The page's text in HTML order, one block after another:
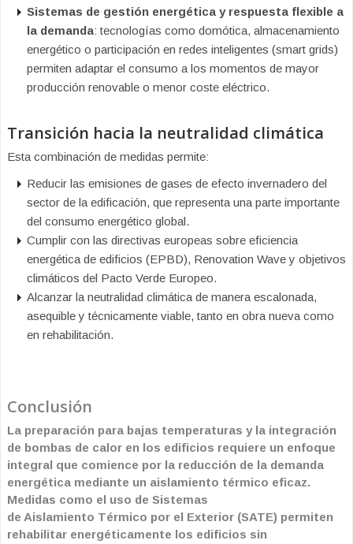
Sistemas de gestión energética y respuesta flexible a
la demanda: tecnologías como domótica, almacenamiento
energético o participación en redes inteligentes (smart grids)
permiten adaptar el consumo a los momentos de mayor
producción renovable o menor coste eléctrico.
Transición hacia la neutralidad climática
Esta combinación de medidas permite:
Reducir las emisiones de gases de efecto invernadero del
sector de la edificación, que representa una parte importante
del consumo energético global.
Cumplir con las directivas europeas sobre eficiencia
energética de edificios (EPBD), Renovation Wave y objetivos
climáticos del Pacto Verde Europeo.
Alcanzar la neutralidad climática de manera escalonada,
asequible y técnicamente viable, tanto en obra nueva como
en rehabilitación.
Conclusión
La preparación para bajas temperaturas y la integración
de bombas de calor en los edificios requiere un enfoque
integral que comience por la reducción de la demanda
energética mediante un aislamiento térmico eficaz.
Medidas como el uso de Sistemas
de Aislamiento Térmico por el Exterior (SATE) permiten
rehabilitar energéticamente los edificios sin